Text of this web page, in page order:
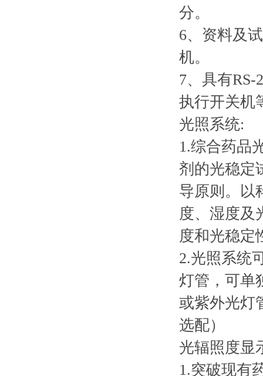
分。
6、资料及
机。
7、具有
执行开关机
光照系统:
1.综合药品
剂的光稳定
导原则。以
度、湿度及
度和光稳定
2.光照系统
灯管，可单
或紫外光灯
选配）
光辐照度显
1.突破现有